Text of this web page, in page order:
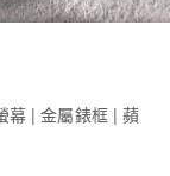
幕 | 金屬錶框 | 蘋